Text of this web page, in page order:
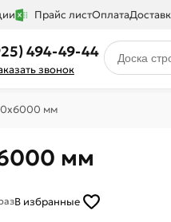
Прайс листОплата
494-49-44
звонок
мм
мм
В избранные